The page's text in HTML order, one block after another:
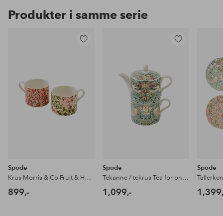
Produkter i samme serie
Spode
Krus Morris & Co Fruit & Honeysuckle 2-pk
899,-
Spode
Tekanne / tekrus Tea for one Morris & Co Strawberry Thief
1,099,-
Spode